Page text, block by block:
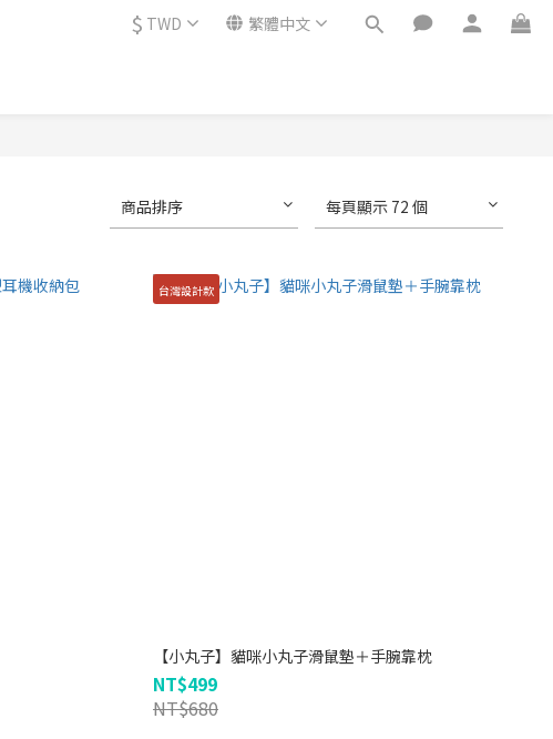
$ TWD 繁體中文
商品排序 每頁顯示 72 個
台灣設計款
【小丸子】貓咪小丸子滑鼠墊＋手腕靠枕
NT$499
NT$680